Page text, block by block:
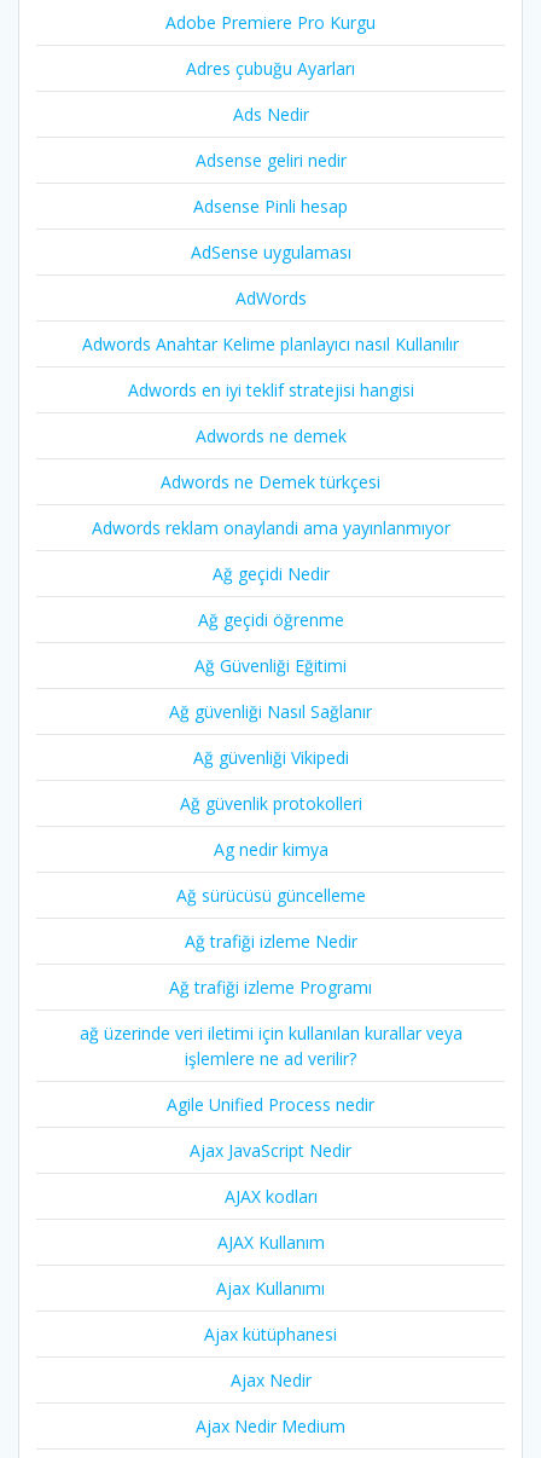
Adobe Premiere Pro Kurgu
Adres çubuğu Ayarları
Ads Nedir
Adsense geliri nedir
Adsense Pinli hesap
AdSense uygulaması
AdWords
Adwords Anahtar Kelime planlayıcı nasıl Kullanılır
Adwords en iyi teklif stratejisi hangisi
Adwords ne demek
Adwords ne Demek türkçesi
Adwords reklam onaylandi ama yayınlanmıyor
Ağ geçidi Nedir
Ağ geçidi öğrenme
Ağ Güvenliği Eğitimi
Ağ güvenliği Nasıl Sağlanır
Ağ güvenliği Vikipedi
Ağ güvenlik protokolleri
Ag nedir kimya
Ağ sürücüsü güncelleme
Ağ trafiği izleme Nedir
Ağ trafiği izleme Programı
ağ üzerinde veri iletimi için kullanılan kurallar veya
işlemlere ne ad verilir?
Agile Unified Process nedir
Ajax JavaScript Nedir
AJAX kodları
AJAX Kullanım
Ajax Kullanımı
Ajax kütüphanesi
Ajax Nedir
Ajax Nedir Medium